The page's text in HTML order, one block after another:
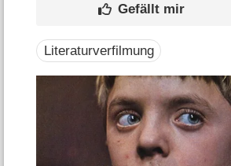
Literaturverfilmung